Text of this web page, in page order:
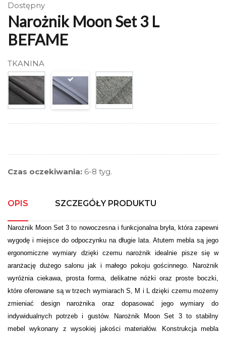
Dostępny
Narożnik Moon Set 3 L
BEFAME
TKANINA
Czas oczekiwania: 6-8 tyg.
OPIS SZCZEGÓŁY PRODUKTU
Narożnik Moon Set 3 to nowoczesna i funkcjonalna bryła, która zapewni
wygodę i miejsce do odpoczynku na długie lata. Atutem mebla są jego
ergonomiczne wymiary dzięki czemu narożnik idealnie pisze się w
aranżację dużego salonu jak i małego pokoju gościnnego. Narożnik
wyróżnia ciekawa, prosta forma, delikatne nóżki oraz proste boczki,
które oferowane są w trzech wymiarach S, M i L dzięki czemu możemy
zmieniać design narożnika oraz dopasować jego wymiary do
indywidualnych potrzeb i gustów. Narożnik Moon Set 3 to stabilny
mebel wykonany z wysokiej jakości materiałów. Konstrukcja mebla